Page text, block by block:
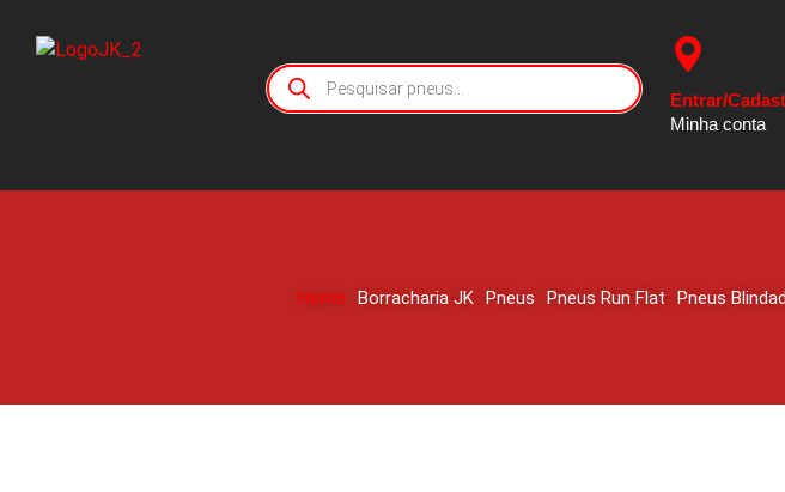
Entrar/
Minha conta
Home Borracharia JK Pneus Pneus Run Flat Pneus